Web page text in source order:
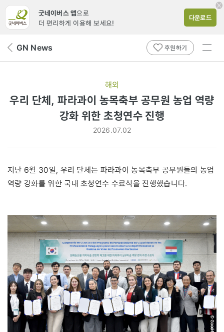
굿네이버스 앱으로
더 편리하게 이용해 보세요!
다운로드
뒤 GN News 후원하기
전체
해외
우리 단체, 파라과이 농목축부 공무원 농업 역량
강화 위한 초청연수 진행
2026.07.02
지난 6월 30일, 우리 단체는 파라과이 농목축부 공무원들의 농업
역량 강화를 위한 국내 초청연수 수료식을 진행했습니다.